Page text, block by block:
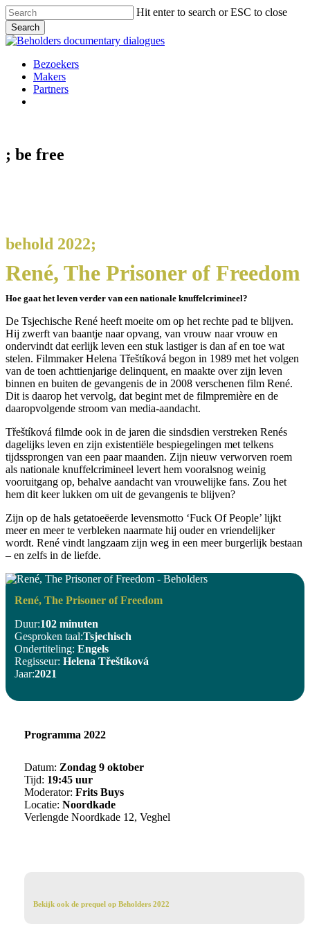
Skip
to
main
content
Hit enter to search or ESC to close
Search
Close
Menu
Bezoekers
Makers
Partners
; be free
behold 2022;
René, The Prisoner of Freedom
Hoe gaat het leven verder van een nationale knuffelcrimineel?
De Tsjechische René heeft moeite om op het rechte pad te blijven.
Hij zwerft van baantje naar opvang, van vrouw naar vrouw en
ondervindt dat eerlijk leven een stuk lastiger is dan af en toe wat
stelen. Filmmaker Helena Třeštíková begon in 1989 met het volgen
van de toen achttienjarige delinquent, en maakte over zijn leven
binnen en buiten de gevangenis de in 2008 verschenen film René.
Dit is daarop het vervolg, dat begint met de filmpremière en de
daaropvolgende stroom van media-aandacht.
Třeštíková filmde ook in de jaren die sindsdien verstreken Renés
dagelijks leven en zijn existentiële bespiegelingen met telkens
tijdssprongen van een paar maanden. Zijn nieuw verworven roem
als nationale knuffelcrimineel levert hem vooralsnog weinig
vooruitgang op, behalve aandacht van vrouwelijke fans. Zou het
hem dit keer lukken om uit de gevangenis te blijven?
Zijn op de hals getatoeëerde levensmotto ‘Fuck Of People’ lijkt
meer en meer te verbleken naarmate hij ouder en vriendelijker
wordt. René vindt langzaam zijn weg in een meer burgerlijk bestaan
– en zelfs in de liefde.
René, The Prisoner of Freedom
Duur:102 minuten
Gesproken taal:Tsjechisch
Ondertiteling:Engels
Regisseur:Helena Třeštíková
Jaar:2021
Programma 2022
Datum: Zondag 9 oktober
Tijd: 19:45 uur
Moderator: Frits Buys
Locatie: Noordkade
Verlengde Noordkade 12, Veghel
Bekijk
Bekijk ook de prequel op Beholders 2022